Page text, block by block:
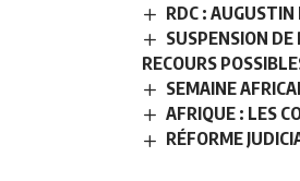
RDC : AUGUSTIN
SUSPENSION
RECOURS
SEMAINE
AFRIQUE : LES
RÉFORME